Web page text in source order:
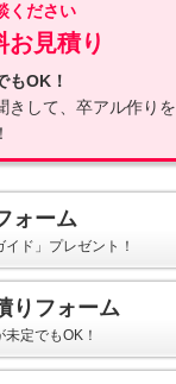
ください
お見積り
もOK！
きして、卒アル作りを
ォーム
イド」プレゼント！
りフォーム
定でもOK！